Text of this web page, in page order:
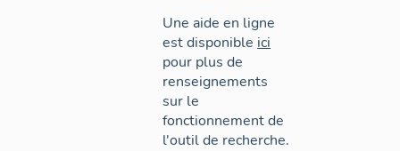
Une aide en ligne
est disponible ici
pour plus de
renseignements
sur le
fonctionnement de
l'outil de recherche.